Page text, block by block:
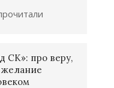
СК»: про веру,